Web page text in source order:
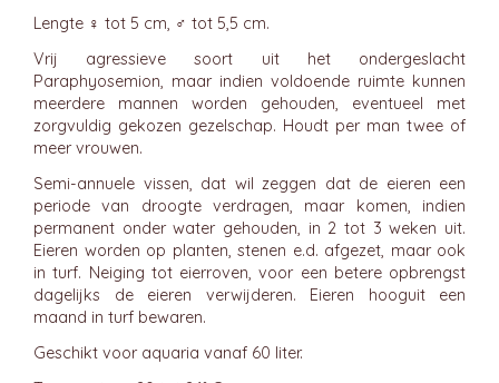
Lengte ♀ tot 5 cm, ♂ tot 5,5 cm.
Vrij agressieve soort uit het ondergeslacht
Paraphyosemion, maar indien voldoende ruimte kunnen
meerdere mannen worden gehouden, eventueel met
zorgvuldig gekozen gezelschap. Houdt per man twee of
meer vrouwen.
Semi-annuele vissen, dat wil zeggen dat de eieren een
periode van droogte verdragen, maar komen, indien
permanent onder water gehouden, in 2 tot 3 weken uit.
Eieren worden op planten, stenen e.d. afgezet, maar ook
in turf. Neiging tot eierroven, voor een betere opbrengst
dagelijks de eieren verwijderen. Eieren hooguit een
maand in turf bewaren.
Geschikt voor aquaria vanaf 60 liter.